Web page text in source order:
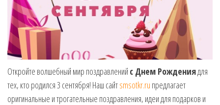
Откройте волшебный мир поздравлений с Днем Рождениядля
тех, кто родился 3 сентября! Наш сайтsmsotkr.ru предлагает
оригинальные и трогательные поздравления, идеи для подарков и